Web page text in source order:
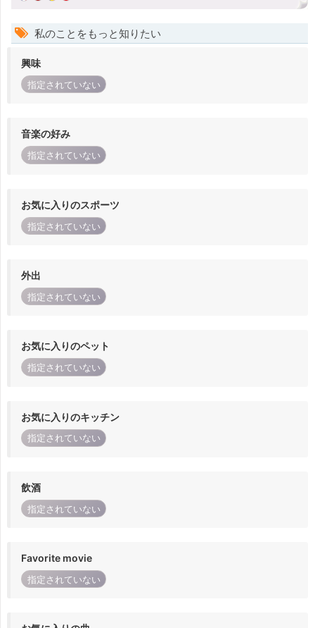
私のことをもっと知りたい
興味
指定されていない
音楽の好み
指定されていない
お気に入りのスポーツ
指定されていない
外出
指定されていない
お気に入りのペット
指定されていない
お気に入りのキッチン
指定されていない
飲酒
指定されていない
Favorite movie
指定されていない